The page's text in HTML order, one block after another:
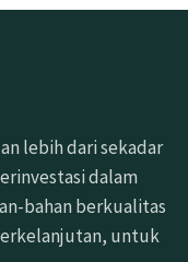
lebih dari sekadar
dalam
bahan berkualitas
untuk